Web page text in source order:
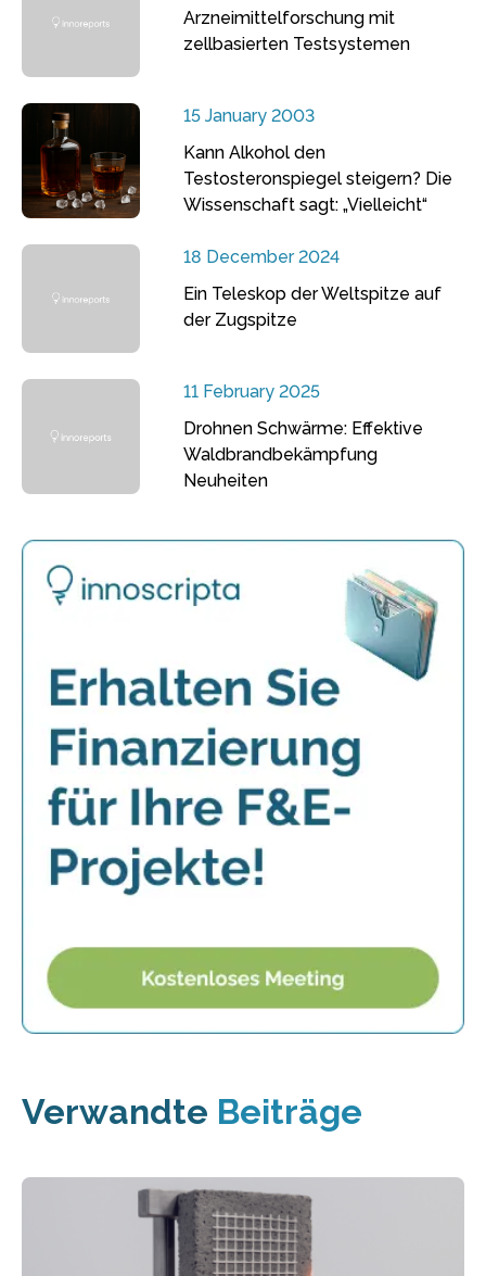
Arzneimittelforschung mit
zellbasierten Testsystemen
15 January 2003
Kann Alkohol den
Testosteronspiegel steigern? Die
Wissenschaft sagt: „Vielleicht“
18 December 2024
Ein Teleskop der Weltspitze auf
der Zugspitze
11 February 2025
Drohnen Schwärme: Effektive
Waldbrandbekämpfung
Neuheiten
Verwandte Beiträge